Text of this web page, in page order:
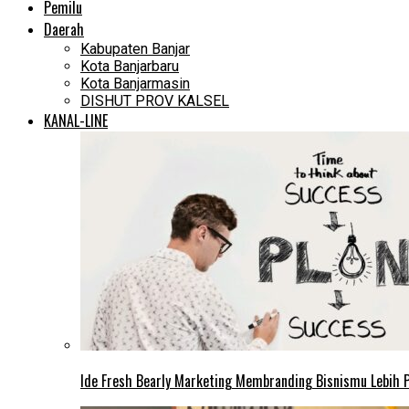
Pemilu
Daerah
Kabupaten Banjar
Kota Banjarbaru
Kota Banjarmasin
DISHUT PROV KALSEL
KANAL-LINE
Ide Fresh Bearly Marketing Membranding Bisnismu Lebih